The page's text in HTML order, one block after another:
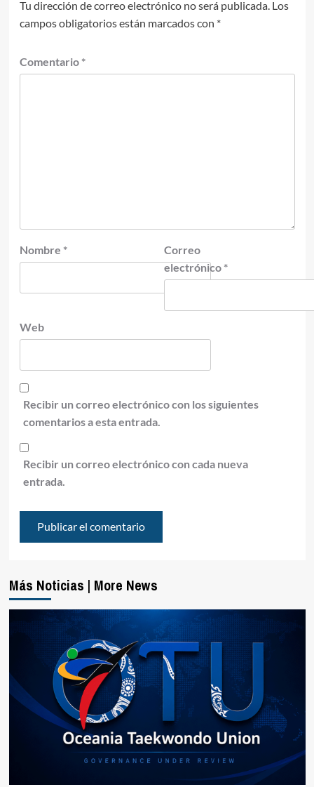
Tu dirección de correo electrónico no será publicada. Los
campos obligatorios están marcados con *
Comentario *
Nombre *
Correo
electrónico *
Web
Recibir un correo electrónico con los siguientes
comentarios a esta entrada.
Recibir un correo electrónico con cada nueva
entrada.
Más Noticias | More News